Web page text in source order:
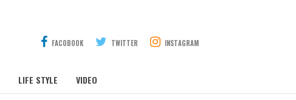
FACOBOOK TWITTER INSTAGRAM
LIFE STYLE VIDEO